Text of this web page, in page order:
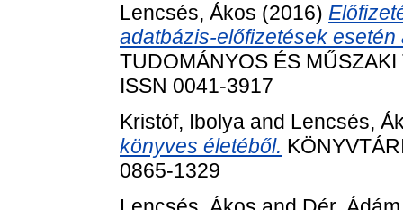
Lencsés, Ákos (2016)
adatbázis-előfizetések
TUDOMÁNYOS ÉS
ISSN 0041-3917
Kristóf, Ibolya and Lencsés,
könyves életéből.
0865-1329